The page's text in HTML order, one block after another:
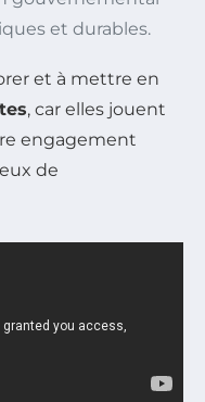
et durables.
et à mettre en
, car elles jouent
engagement
de